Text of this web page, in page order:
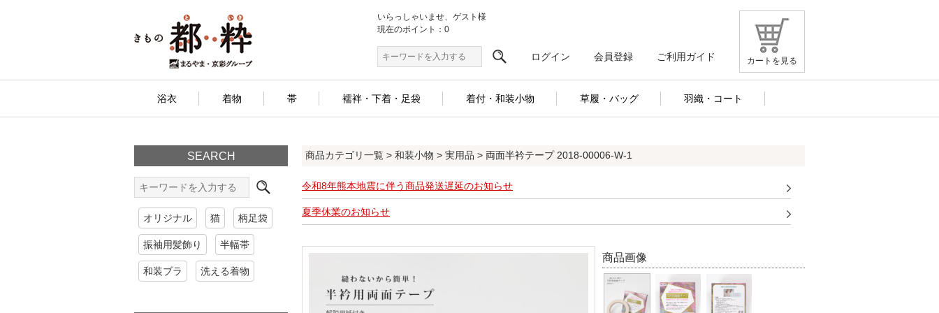
カートを見る
いらっしゃいませ、ゲスト様
現在のポイント：0
ログイン 会員登録 ご利用ガイド
浴衣 着物 帯 襦袢・下着・足袋 着付・和装小物 草履・バッグ 羽織・コート
SEARCH
オリジナル 猫 柄足袋
振袖用髪飾り 半幅帯
和装ブラ 洗える着物
商品カテゴリ一覧 > 和装小物 > 実用品 > 両面半衿テープ 2018-00006-W-1
令和8年熊本地震に伴う商品発送遅延のお知らせ
夏季休業のお知らせ
商品画像